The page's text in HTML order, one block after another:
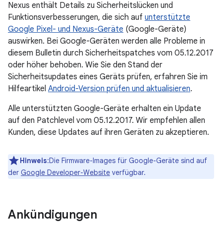
Nexus enthält Details zu Sicherheitslücken und
Funktionsverbesserungen, die sich auf unterstützte
Google Pixel- und Nexus-Geräte (Google-Geräte)
auswirken. Bei Google-Geräten werden alle Probleme in
diesem Bulletin durch Sicherheitspatches vom 05.12.2017
oder höher behoben. Wie Sie den Stand der
Sicherheitsupdates eines Geräts prüfen, erfahren Sie im
Hilfeartikel Android-Version prüfen und aktualisieren.
Alle unterstützten Google-Geräte erhalten ein Update
auf den Patchlevel vom 05.12.2017. Wir empfehlen allen
Kunden, diese Updates auf ihren Geräten zu akzeptieren.
Hinweis:Die Firmware-Images für Google-Geräte sind auf
der Google Developer-Website verfügbar.
Ankündigungen